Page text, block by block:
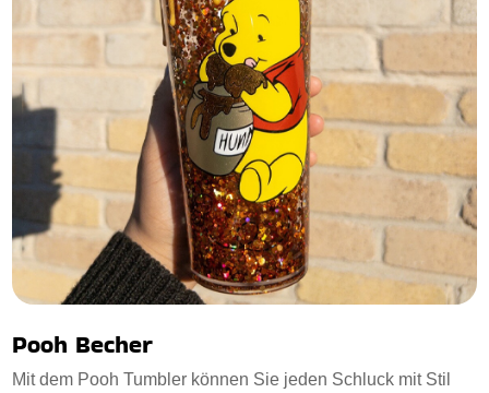
Pooh Becher
Mit dem Pooh Tumbler können Sie jeden Schluck mit Stil